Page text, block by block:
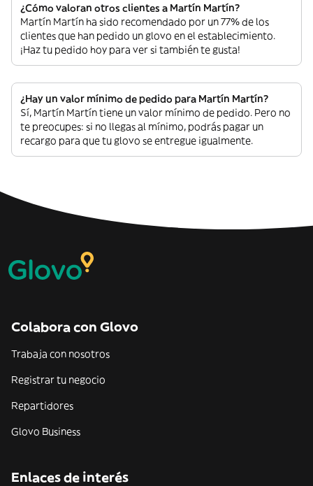
¿Cómo valoran otros clientes a Martín Martín?
Martín Martín ha sido recomendado por un 77% de los
clientes que han pedido un glovo en el establecimiento.
¡Haz tu pedido hoy para ver si también te gusta!
¿Hay un valor mínimo de pedido para Martín Martín?
Sí, Martín Martín tiene un valor mínimo de pedido. Pero no
te preocupes: si no llegas al mínimo, podrás pagar un
recargo para que tu glovo se entregue igualmente.
Colabora con Glovo
Trabaja con nosotros
Registrar tu negocio
Repartidores
Glovo Business
Enlaces de interés